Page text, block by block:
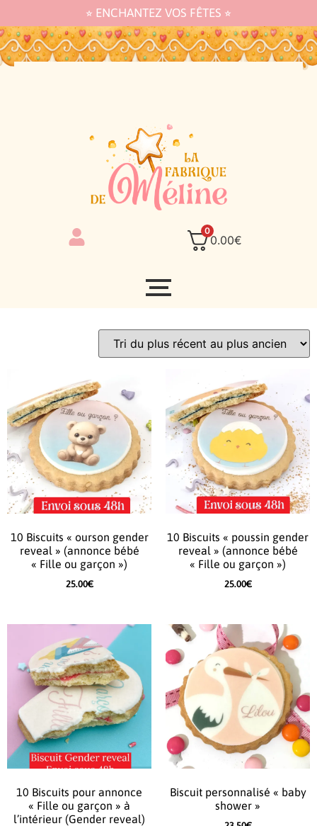
⭐︎ ENCHANTEZ VOS FÊTES ⭐︎
0
0.00€
10 Biscuits « ourson gender
reveal » (annonce bébé
« Fille ou garçon »)
25.00€
10 Biscuits « poussin gender
reveal » (annonce bébé
« Fille ou garçon »)
25.00€
10 Biscuits pour annonce
« Fille ou garçon » à
l’intérieur (Gender reveal)
Biscuit personnalisé « baby
shower »